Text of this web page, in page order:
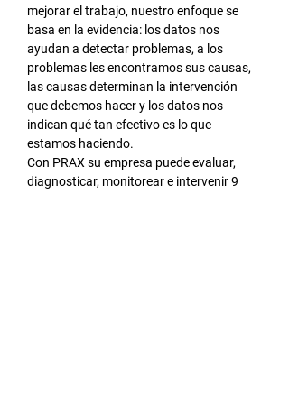
mejorar el trabajo, nuestro enfoque se
basa en la evidencia: los datos nos
ayudan a detectar problemas, a los
problemas les encontramos sus causas,
las causas determinan la intervención
que debemos hacer y los datos nos
indican qué tan efectivo es lo que
estamos haciendo.
Con PRAX su empresa puede evaluar,
diagnosticar, monitorear e intervenir 9